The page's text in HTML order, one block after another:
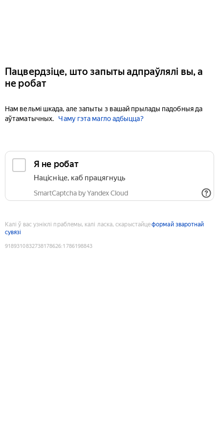
Пацвердзіце, што запыты адпраўлялі вы, а
не робат
Нам вельмі шкада, але запыты з вашай прылады падобныя да
аўтаматычных.
Чаму гэта магло адбыцца?
Я не робат
Націсніце, каб працягнуць
SmartCaptcha by Yandex Cloud
Калі ў вас узніклі праблемы, калі ласка, скарыстайцеформай зваротнай
сувязі
9189310832738178626:1786198843